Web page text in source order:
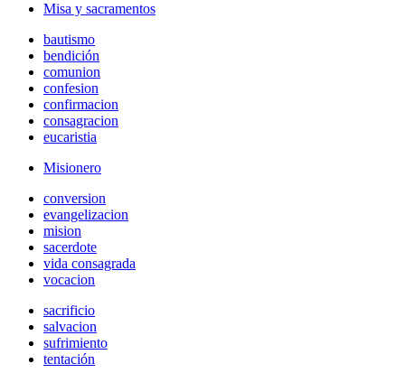
Misa y sacramentos
bautismo
bendición
comunion
confesion
confirmacion
consagracion
eucaristia
Misionero
conversion
evangelizacion
mision
sacerdote
vida consagrada
vocacion
sacrificio
salvacion
sufrimiento
tentación